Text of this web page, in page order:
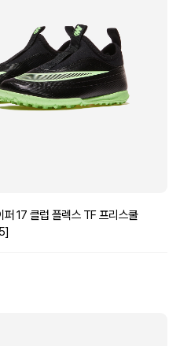
퍼 17 클럽 플렉스 TF 프리스쿨